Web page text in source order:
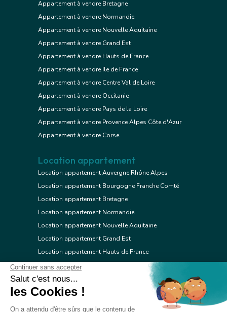
Appartement à vendre Bretagne
Appartement à vendre Normandie
Appartement à vendre Nouvelle Aquitaine
Appartement à vendre Grand Est
Appartement à vendre Hauts de France
Appartement à vendre Ile de France
Appartement à vendre Centre Val de Loire
Appartement à vendre Occitanie
Appartement à vendre Pays de la Loire
Appartement à vendre Provence Alpes Côte d'Azur
Appartement à vendre Corse
Location appartement
Location appartement Auvergne Rhône Alpes
Location appartement Bourgogne Franche Comté
Location appartement Bretagne
Location appartement Normandie
Location appartement Nouvelle Aquitaine
Location appartement Grand Est
Location appartement Hauts de France
Location appartement Ile de France
Location appartement Centre Val de Loire
Location appartement Occitanie